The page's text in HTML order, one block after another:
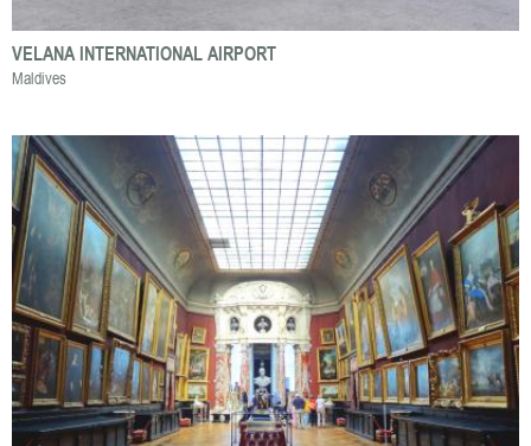
VELANA INTERNATIONAL AIRPORT
Maldives